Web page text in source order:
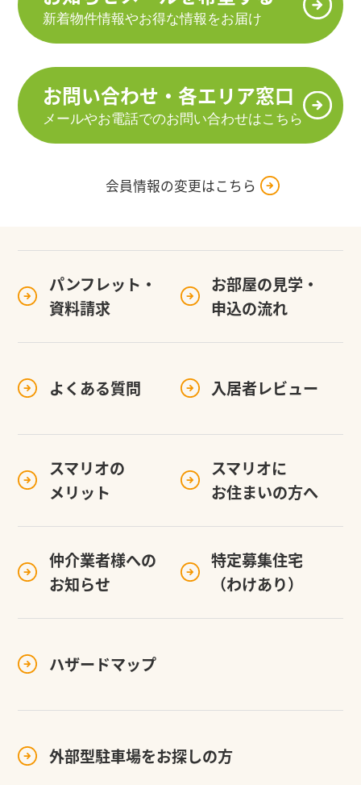
新着物件情報やお得な情報をお届け
お問い合わせ・各エリア窓口
メールやお電話でのお問い合わせはこちら
会員情報の変更はこちら
パンフレット・
資料請求
お部屋の見学・
申込の流れ
よくある質問 入居者レビュー
スマリオの
メリット
スマリオに
お住まいの方へ
仲介業者様への
お知らせ
特定募集住宅
（わけあり）
ハザードマップ
外部型駐車場をお探しの方